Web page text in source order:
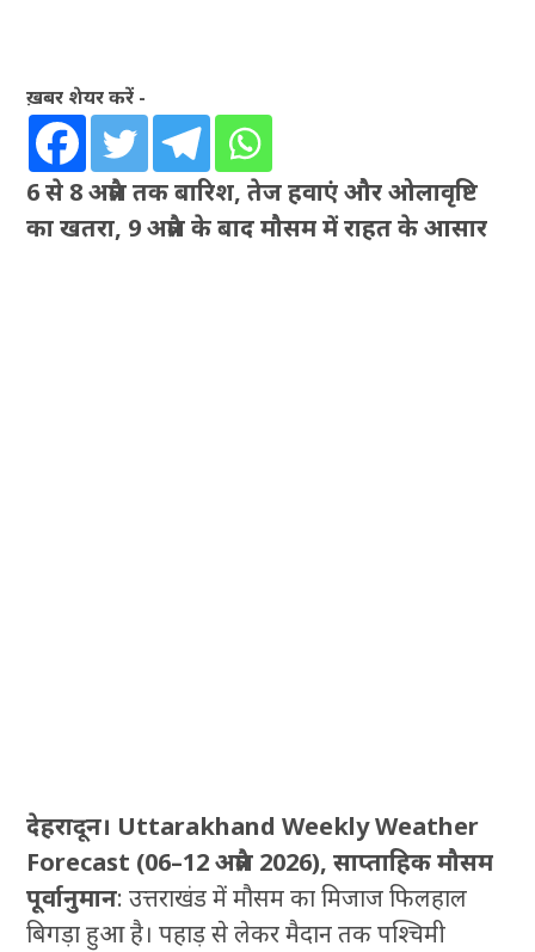
ख़बर शेयर करें -
6 से 8 अप्रैल तक बारिश, तेज हवाएं और ओलावृष्टि
का खतरा, 9 अप्रैल के बाद मौसम में राहत के आसार
देहरादून। Uttarakhand Weekly Weather
Forecast (06–12 अप्रैल 2026), साप्ताहिक मौसम
पूर्वानुमान: उत्तराखंड में मौसम का मिजाज फिलहाल
बिगड़ा हुआ है। पहाड़ से लेकर मैदान तक पश्चिमी